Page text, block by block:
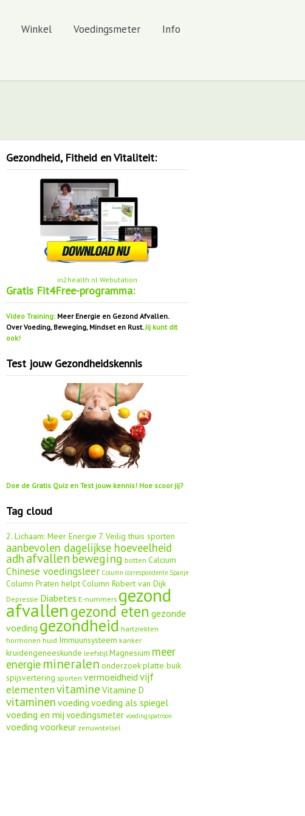
Winkel Voedingsmeter Info
Gezondheid, Fitheid en Vitaliteit:
in2health.nl Webutation
Gratis Fit4Free-programma:
Video Training: Meer Energie en Gezond Afvallen.
Over Voeding, Beweging, Mindset en Rust.Jij kunt dit
ook!
Test jouw Gezondheidskennis
Doe de Gratis Quiz en Test jouw kennis! Hoe scoor jij?
Tag cloud
2. Lichaam: Meer Energie 7. Veilig thuis sporten
aanbevolen dagelijkse hoeveelheid
adh afvallen beweging botten Calcium
Chinese voedingsleer Column correspondente Spanje
Column Praten helptColumn Robert van Dijk
Depressie Diabetes E-nummers gezond
afvallengezond eten gezonde
voeding gezondheid hartziekten
hormonen huid Immuunsysteem kanker
kruidengeneeskunde leefstijl Magnesium meer
energie mineralen onderzoekplatte buik
spijsvertering sporten vermoeidheidvijf
elementenvitamine Vitamine D
vitaminen voeding voeding als spiegel
voeding en mij voedingsmeter voedingspatroon
voeding voorkeur zenuwstelsel